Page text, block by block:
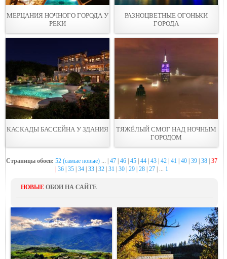
МЕРЦАНИЯ НОЧНОГО ГОРОДА У
РЕКИ
РАЗНОЦВЕТНЫЕ ОГОНЬКИ
ГОРОДА
КАСКАДЫ БАССЕЙНА У ЗДАНИЯ
ТЯЖЁЛЫЙ СМОГ НАД НОЧНЫМ
ГОРОДОМ
Страницы обоев: 52 (самые новые) ... | 47 46 45 44 43 42 41 40 39 38 37
36 35 34 33 32 31 30 29 28 27 | ... 1
НОВЫЕ ОБОИ НА САЙТЕ